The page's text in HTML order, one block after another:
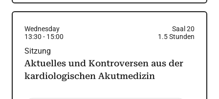
Wednesday
Saal 20
13:30 - 15:00 1.5Stunden
Sitzung
Aktuelles und Kontroversen aus der
kardiologischen Akutmedizin